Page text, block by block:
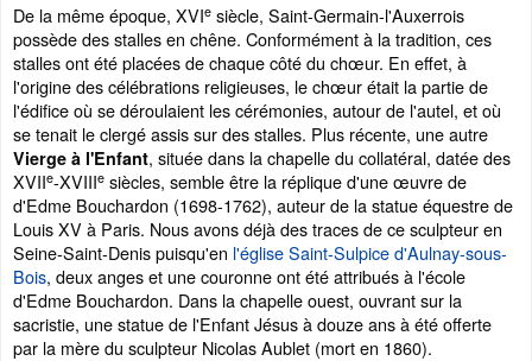
De la même époque, XVIe siècle, Saint-Germain-l'Auxerrois
possède des stalles en chêne. Conformément à la tradition, ces
stalles ont été placées de chaque côté du chœur. En effet, à
l'origine des célébrations religieuses, le chœur était la partie de
l'édifice où se déroulaient les cérémonies, autour de l'autel, et où
se tenait le clergé assis sur des stalles. Plus récente, une autre
Vierge à l'Enfant, située dans la chapelle du collatéral, datée des
XVIIe-XVIIIe siècles, semble être la réplique d'une œuvre de
d'Edme Bouchardon (1698-1762), auteur de la statue équestre de
Louis XV à Paris. Nous avons déjà des traces de ce sculpteur en
Seine-Saint-Denis puisqu'en l'église Saint-Sulpice d'Aulnay-sous-
Bois, deux anges et une couronne ont été attribués à l'école
d'Edme Bouchardon. Dans la chapelle ouest, ouvrant sur la
sacristie, une statue de l'Enfant Jésus à douze ans à été offerte
par la mère du sculpteur Nicolas Aublet (mort en 1860).